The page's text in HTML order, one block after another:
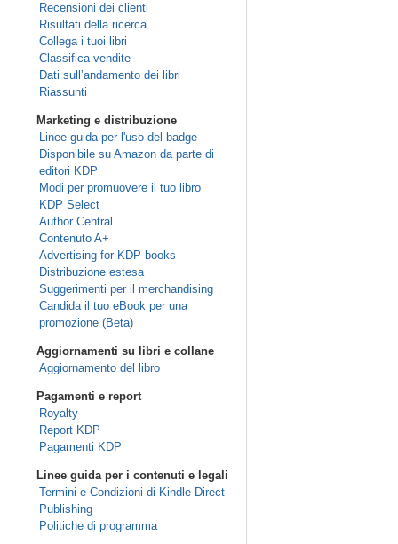
Recensioni dei clienti
Risultati della ricerca
Collega i tuoi libri
Classifica vendite
Dati sull’andamento dei libri
Riassunti
Marketing e distribuzione
Linee guida per l'uso del badge
Disponibile su Amazon da parte di
editori KDP
Modi per promuovere il tuo libro
KDP Select
Author Central
Contenuto A+
Advertising for KDP books
Distribuzione estesa
Suggerimenti per il merchandising
Candida il tuo eBook per una
promozione (Beta)
Aggiornamenti su libri e collane
Aggiornamento del libro
Pagamenti e report
Royalty
Report KDP
Pagamenti KDP
Linee guida per i contenuti e legali
Termini e Condizioni di Kindle Direct
Publishing
Politiche di programma